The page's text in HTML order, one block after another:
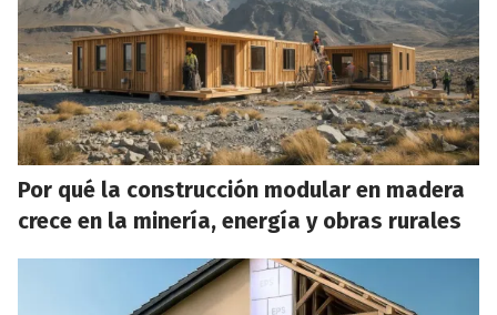
Por qué la construcción modular en madera
crece en la minería, energía y obras rurales